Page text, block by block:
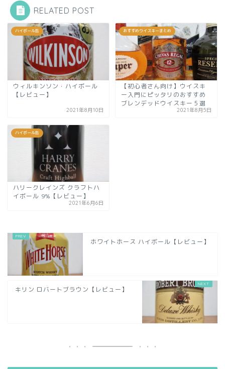
RELATED POST
ハイボール缶
ウィルキンソン・ハイボール
【レビュー】
2021年8月10日
おすすめウイスキーまとめ
【初心者さん向け】ウイスキ
ー入門にピッタリのおすすめ
ブレンデッドウイスキー５選
2021年8月5日
ハイボール缶
ハリークレインズ クラフトハ
イボール 9%【レビュー】
2021年6月6日
ホワイトホース ハイボール【レビュー】
キリン ロバートブラウン【レビュー】